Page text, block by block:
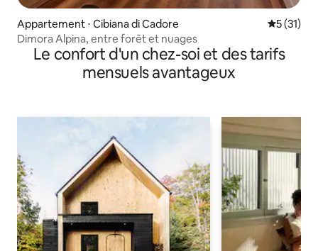
Appartement ⋅ Cibiana di Cadore
5 (31)
Dimora Alpina, entre forêt et nuages
Le confort d'un chez-soi et des tarifs
mensuels avantageux